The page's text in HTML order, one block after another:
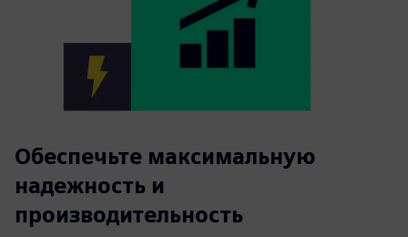
Обеспечьте максимальную
надежность и
производительность